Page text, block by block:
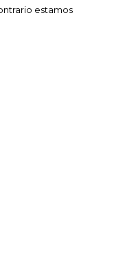
estamos
la Momposina: el